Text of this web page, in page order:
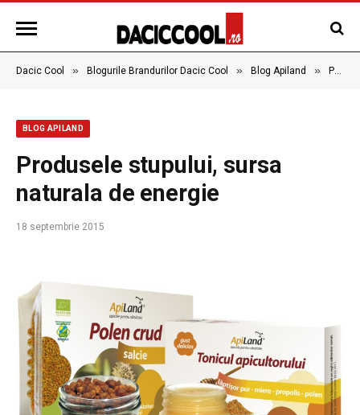
Dacic Cool » Blogurile Brandurilor Dacic Cool » Blog Apiland » Produsele stupului, sursa naturala de energie
BLOG APILAND
Produsele stupului, sursa
naturala de energie
18 septembrie 2015